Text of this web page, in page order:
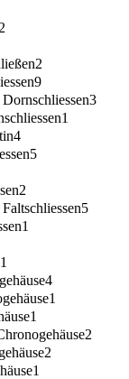
2
9
3
1
4
5
2
5
1
4
1
1
2
2
1